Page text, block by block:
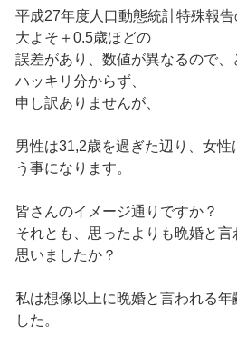
平成27年度人口動態統計特殊報
大よそ＋0.5歳ほどの
誤差があり、数値が異なるので
ハッキリ分からず、
申し訳ありませんが、
男性は31,2歳を過ぎた辺り、女
う事になります。
皆さんのイメージ通りですか？
それとも、思ったよりも晩婚と言
思いましたか？
私は想像以上に晩婚と言われる年
した。